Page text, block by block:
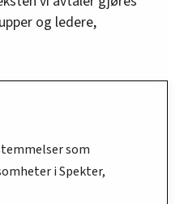
og ledere,
som
i Spekter,